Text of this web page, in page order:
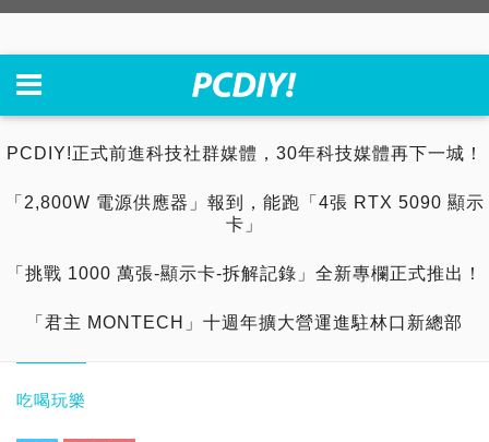
PCDIY!正式前進科技社群媒體，30年科技媒體再下一城！
「2,800W 電源供應器」報到，能跑「4張 RTX 5090 顯示
卡」
「挑戰 1000 萬張-顯示卡-拆解記錄」全新專欄正式推出！
「君主 MONTECH」十週年擴大營運進駐林口新總部
吃喝玩樂